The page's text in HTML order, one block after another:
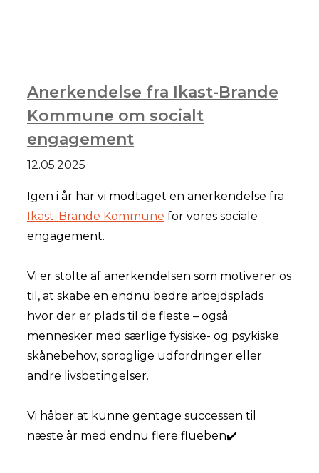
Anerkendelse fra Ikast-Brande
Kommune om socialt
engagement
12.05.2025
Igen i år har vi modtaget en anerkendelse fra
Ikast-Brande Kommune for vores sociale
engagement.
Vi er stolte af anerkendelsen som motiverer os
til, at skabe en endnu bedre arbejdsplads
hvor der er plads til de fleste – også
mennesker med særlige fysiske- og psykiske
skånebehov, sproglige udfordringer eller
andre livsbetingelser.
Vi håber at kunne gentage successen til
næste år med endnu flere flueben✔️